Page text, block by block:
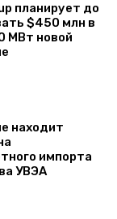
планирует до
$450 млн в
МВт новой
находит
импорта
УВЭА